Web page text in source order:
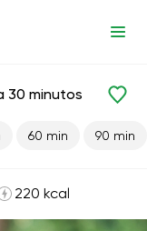
30 minutos
60 min 90 min
220 kcal